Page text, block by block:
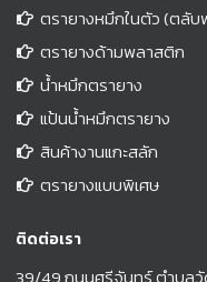
ตรายางหมึกในตัว (ตลั
ตรายางด้ามพลาสติก
น้ำหมึกตรายาง
แป้นน้ำหมึกตรายาง
สินค้างานแกะสลัก
ตรายางแบบพิเศษ
ติดต่อเรา